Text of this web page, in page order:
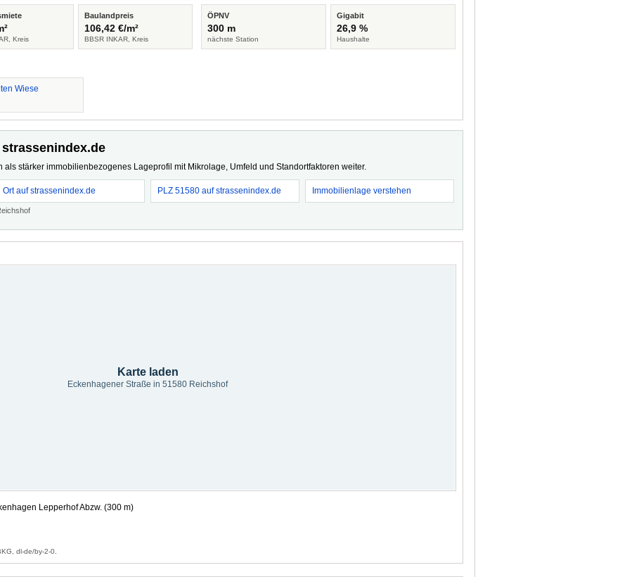
Kreis
Baulandpreis
106,42 €/m²
BBSR INKAR, Kreis
ÖPNV
300 m
nächste Station
Gigabit
26,9 %
Haushalte
Wiese
stärker immobilienbezogenes Lageprofil mit Mikrolage, Umfeld und Standortfaktoren weiter.
Ort auf strassenindex.de PLZ 51580 auf strassenindex.de Immobilienlage verstehen
Karte laden
Eckenhagener Straße in 51580 Reichshof
Lepperhof Abzw. (300 m)
dl-de/by-2-0.